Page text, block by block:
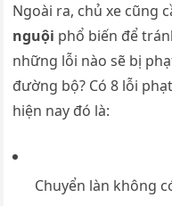
Ngoài ra, chủ xe cũng
nguội phổ biến để
những lỗi nào sẽ bị
đường bộ? Có 8 lỗi
hiện nay đó là:
Chuyển làn không